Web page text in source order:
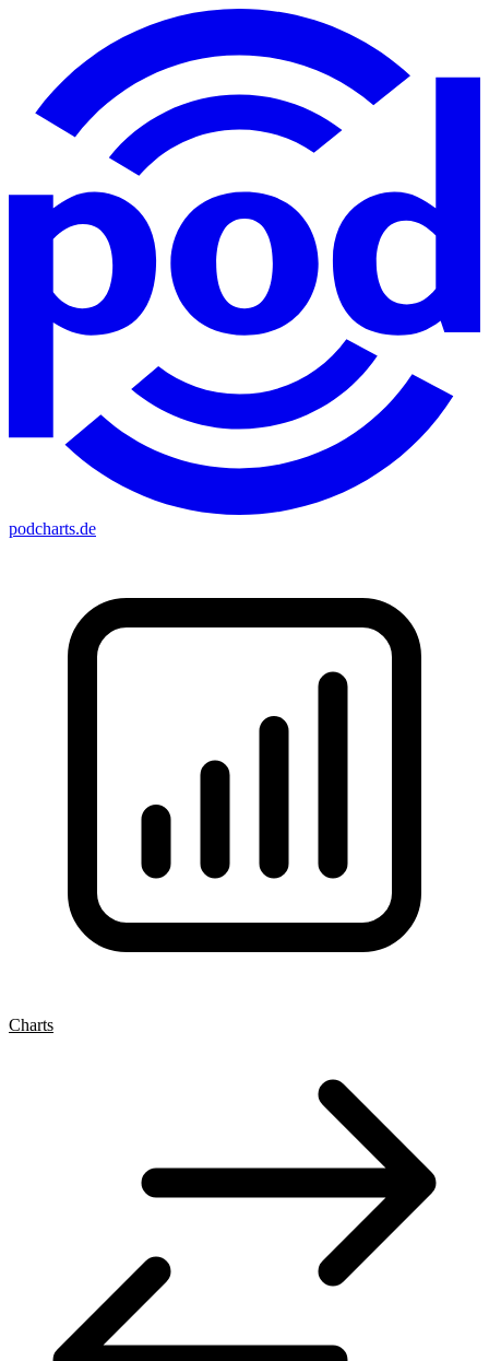
podcharts.de
Charts